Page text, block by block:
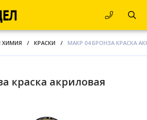
ХИМИЯ / КРАСКИ / МАКР 04 БРОНЗА КРАСКА
краска акриловая